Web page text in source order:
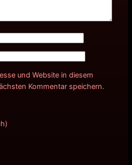
und Website in diesem
Kommentar speichern.